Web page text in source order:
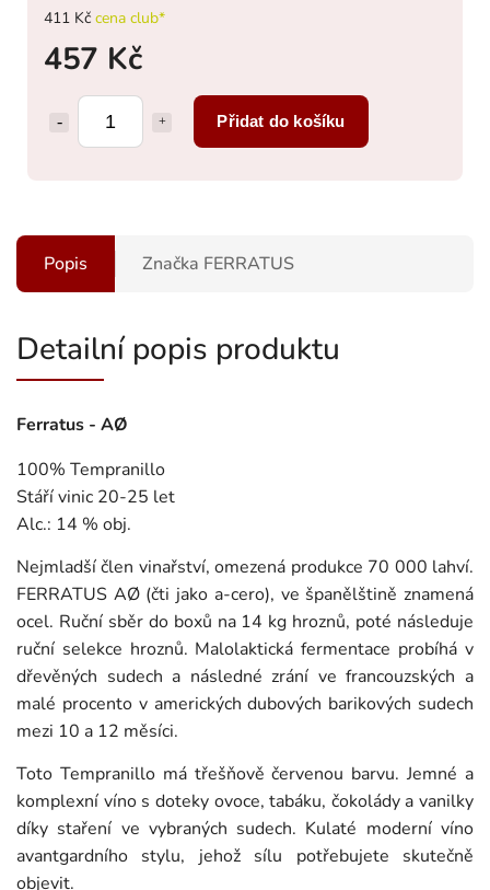
411 Kč cena club*
457 Kč
Přidat do košíku
Popis Značka FERRATUS
Detailní popis produktu
Ferratus - AØ
100% Tempranillo
Stáří vinic 20-25 let
Alc.: 14 % obj.
Nejmladší člen vinařství, omezená produkce 70 000 lahví.
FERRATUS AØ (čti jako a-cero), ve španělštině znamená
ocel. Ruční sběr do boxů na 14 kg hroznů, poté následuje
ruční selekce hroznů. Malolaktická fermentace probíhá v
dřevěných sudech a následné zrání ve francouzských a
malé procento v amerických dubových barikových sudech
mezi 10 a 12 měsíci.
Toto Tempranillo má třešňově červenou barvu. Jemné a
komplexní víno s doteky ovoce, tabáku, čokolády a vanilky
díky staření ve vybraných sudech. Kulaté moderní víno
avantgardního stylu, jehož sílu potřebujete skutečně
objevit.